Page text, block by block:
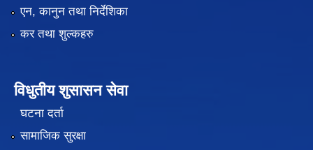
एन, कानुन तथा निर्देशिका
कर तथा शुल्कहरु
विधुतीय शुसासन सेवा
घटना दर्ता
सामाजिक सुरक्षा